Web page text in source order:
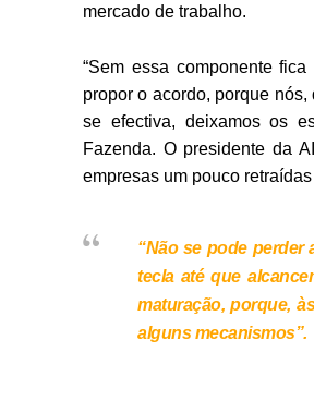
mercado de trabalho.
“Sem essa componente
propor o acordo, porque
se efectiva, deixamos os
Fazenda. O presidente da
empresas um pouco
“Não se pode perder
tecla até que
maturação, porque,
alguns mecanismos”.